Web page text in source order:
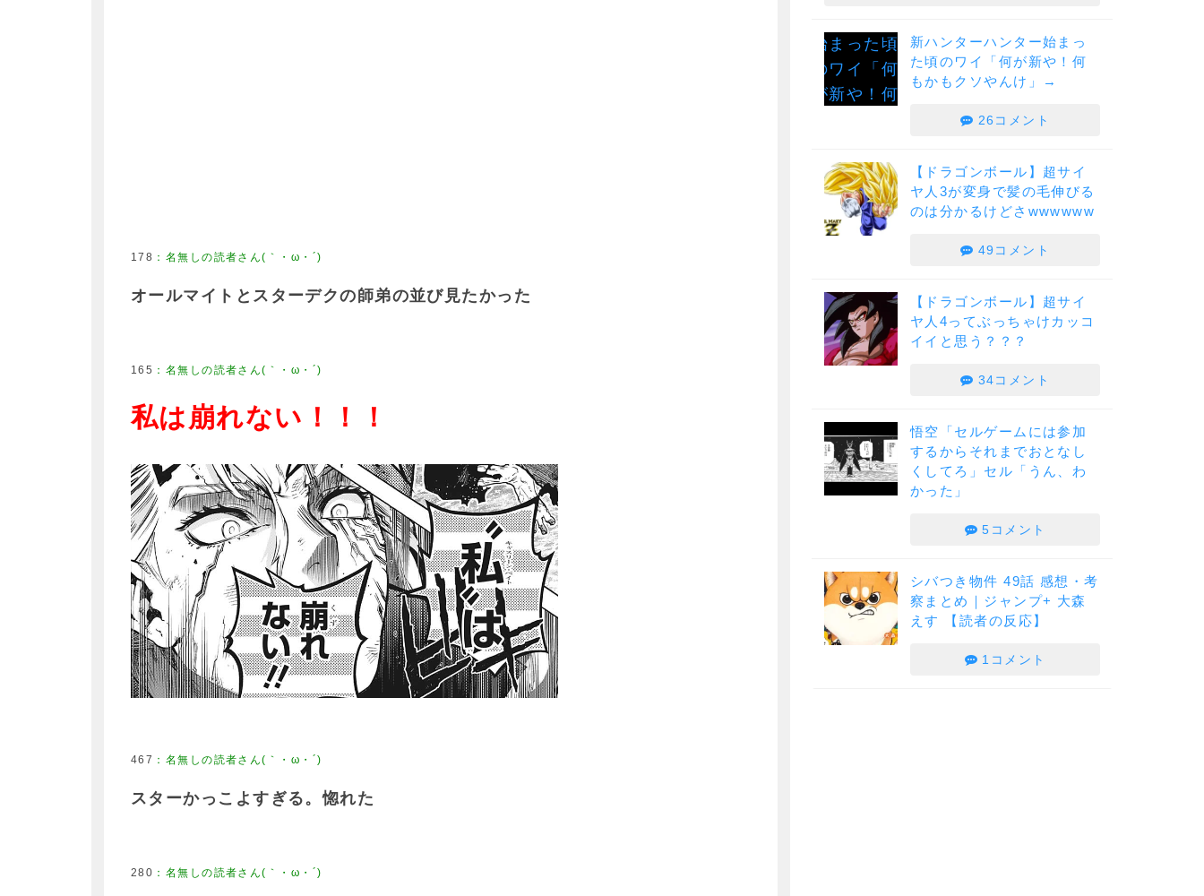
178 ： 名無しの読者さん(｀・ω・´)
オールマイトとスターデクの師弟の並び見たかった
165 ： 名無しの読者さん(｀・ω・´)
私は崩れない！！！
467 ： 名無しの読者さん(｀・ω・´)
スターかっこよすぎる。惚れた
280 ： 名無しの読者さん(｀・ω・´)
新ハンターハンター始まっ
た頃のワイ「何が新や！何
もかもクソやんけ」→
26コメント
【ドラゴンボール】超サイ
ヤ人3が変身で髪の毛伸びる
のは分かるけどさwwwwww
49コメント
【ドラゴンボール】超サイ
ヤ人4ってぶっちゃけカッコ
イイと思う？？？
34コメント
悟空「セルゲームには参加
するからそれまでおとなし
くしてろ」セル「うん、わ
かった」
5コメント
シバつき物件 49話 感想・考
察まとめ｜ジャンプ+ 大森
えす 【読者の反応】
1コメント